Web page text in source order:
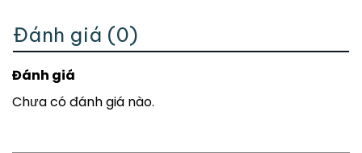
Đánh giá (0)
Đánh giá
Chưa có đánh giá nào.